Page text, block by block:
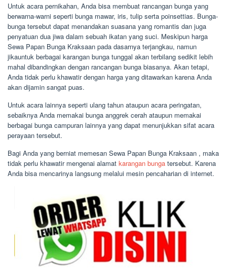
Untuk acara pernikahan, Anda bisa membuat rancangan bunga yang
berwarna-warni seperti bunga mawar, iris, tulip serta poinsettias. Bunga-
bunga tersebut dapat menandakan suasana yang romantis dan juga
penyatuan dua jiwa dalam sebuah ikatan yang suci. Meskipun harga
Sewa Papan Bunga Kraksaan pada dasarnya terjangkau, namun
jikauntuk berbagai karangan bunga tunggal akan terbilang sedikit lebih
mahal dibandingkan dengan rancangan bunga biasanya. Akan tetapi,
Anda tidak perlu khawatir dengan harga yang ditawarkan karena Anda
akan dijamin sangat puas.
Untuk acara lainnya seperti ulang tahun ataupun acara peringatan,
sebaiknya Anda memakai bunga anggrek cerah ataupun memakai
berbagai bunga campuran lainnya yang dapat menunjukkan sifat acara
perayaan tersebut.
Bagi Anda yang berniat memesan Sewa Papan Bunga Kraksaan , maka
tidak perlu khawatir mengenai alamat karangan bunga tersebut. Karena
Anda bisa mencarinya langsung melalui mesin pencaharian di internet.